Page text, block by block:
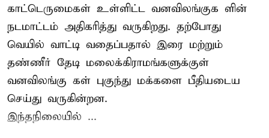
காட்டெருமைகள் உள்ளிட்ட வனவிலங்குக ளின்
நடமாட்டம் அதிகரித்து வருகிறது. தற்போது
வெயில் வாட்டி வதைப்பதால் இரை மற்றும்
தண்ணீர் தேடி மலைக்கிராமங்களுக்குள்
வனவிலங்கு கள் புகுந்து மக்களை பீதியடைய
செய்து வருகின்றன.
இந்தநிலையில் ...